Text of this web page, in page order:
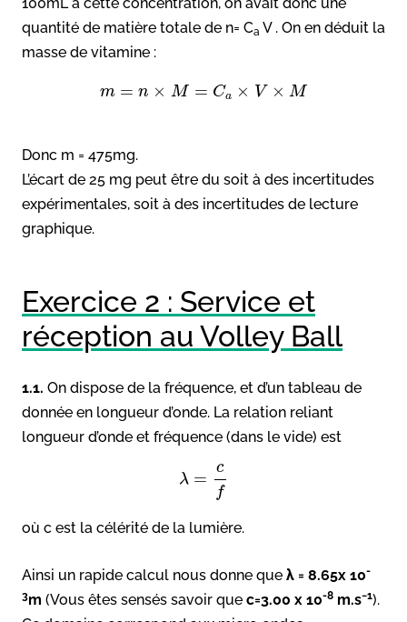
quantité de matière totale de n= Ca V . On en déduit la
masse de vitamine :
m = n × M = Ca × V × M
Donc m = 475mg.
L’écart de 25 mg peut être du soit à des incertitudes
expérimentales, soit à des incertitudes de lecture
graphique.
Exercice 2 : Service et
réception au Volley Ball
1.1. On dispose de la fréquence, et d’un tableau de
donnée en longueur d’onde. La relation reliant
longueur d’onde et fréquence (dans le vide) est
λ =
c
f
où c est la célérité de la lumière.
Ainsi un rapide calcul nous donne que λ = 8.65x 10-
3m (Vous êtes sensés savoir que c=3.00 x 10-8 m.s−1).